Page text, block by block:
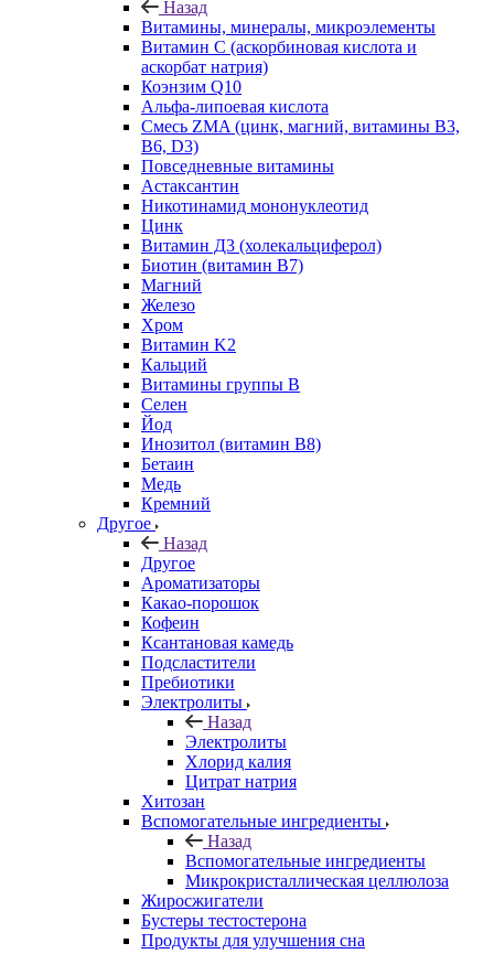
Назад
Витамины, минералы, микроэлементы
Витамин C (аскорбиновая кислота и
аскорбат натрия)
Коэнзим Q10
Альфа-липоевая кислота
Смесь ZMA (цинк, магний, витамины B3,
B6, D3)
Повседневные витамины
Астаксантин
Никотинамид мононуклеотид
Цинк
Витамин Д3 (холекальциферол)
Биотин (витамин B7)
Магний
Железо
Хром
Витамин K2
Кальций
Витамины группы B
Селен
Йод
Инозитол (витамин B8)
Бетаин
Медь
Кремний
Другое
Назад
Другое
Ароматизаторы
Какао-порошок
Кофеин
Ксантановая камедь
Подсластители
Пребиотики
Электролиты
Назад
Электролиты
Хлорид калия
Цитрат натрия
Хитозан
Вспомогательные ингредиенты
Назад
Вспомогательные ингредиенты
Микрокристаллическая целлюлоза
Жиросжигатели
Бустеры тестостерона
Продукты для улучшения сна